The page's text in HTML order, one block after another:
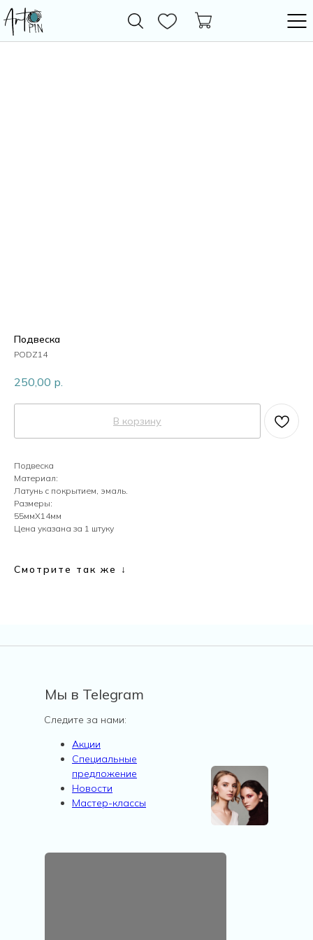
Пластик
Перламутр
Камни
Кристаллы
Жемчуг
Подвеска
PODZ14
250,00 р.
В корзину
Подвеска
Материал:
Латунь с покрытием, эмаль.
Размеры:
55ммХ14мм
Цена указана за 1 штуку
Смотрите так же ↓
Следите за нами:
Акции
Специальные
предложение
Новости
Мастер-классы
Мы в Telegram